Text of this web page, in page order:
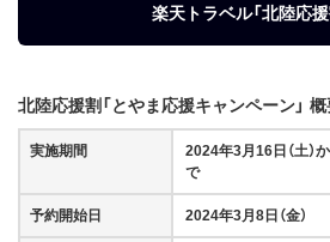
楽天トラベル「北陸応援
北陸応援割「とやま応援キャンペーン」
実施期間
2024年3月16日（土）
で
予約開始日 2024年3月8日（金）